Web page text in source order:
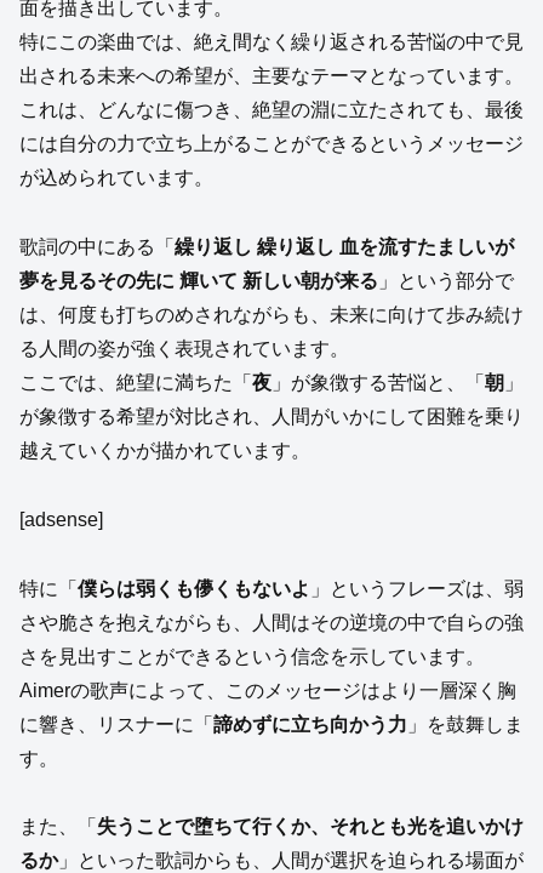
面を描き出しています。
特にこの楽曲では、絶え間なく繰り返される苦悩の中で見
出される未来への希望が、主要なテーマとなっています。
これは、どんなに傷つき、絶望の淵に立たされても、最後
には自分の力で立ち上がることができるというメッセージ
が込められています。
歌詞の中にある「 繰り返し 繰り返し 血を流すたましいが
夢を見るその先に 輝いて 新しい朝が来る 」という部分で
は、何度も打ちのめされながらも、未来に向けて歩み続け
る人間の姿が強く表現されています。
ここでは、絶望に満ちた「 夜 」が象徴する苦悩と、「 朝 」
が象徴する希望が対比され、人間がいかにして困難を乗り
越えていくかが描かれています。
[adsense]
特に「 僕らは弱くも儚くもないよ 」というフレーズは、弱
さや脆さを抱えながらも、人間はその逆境の中で自らの強
さを見出すことができるという信念を示しています。
Aimerの歌声によって、このメッセージはより一層深く胸
に響き、リスナーに「 諦めずに立ち向かう力 」を鼓舞しま
す。
また、「 失うことで堕ちて行くか、それとも光を追いかけ
るか」といった歌詞からも、人間が選択を迫られる場面が